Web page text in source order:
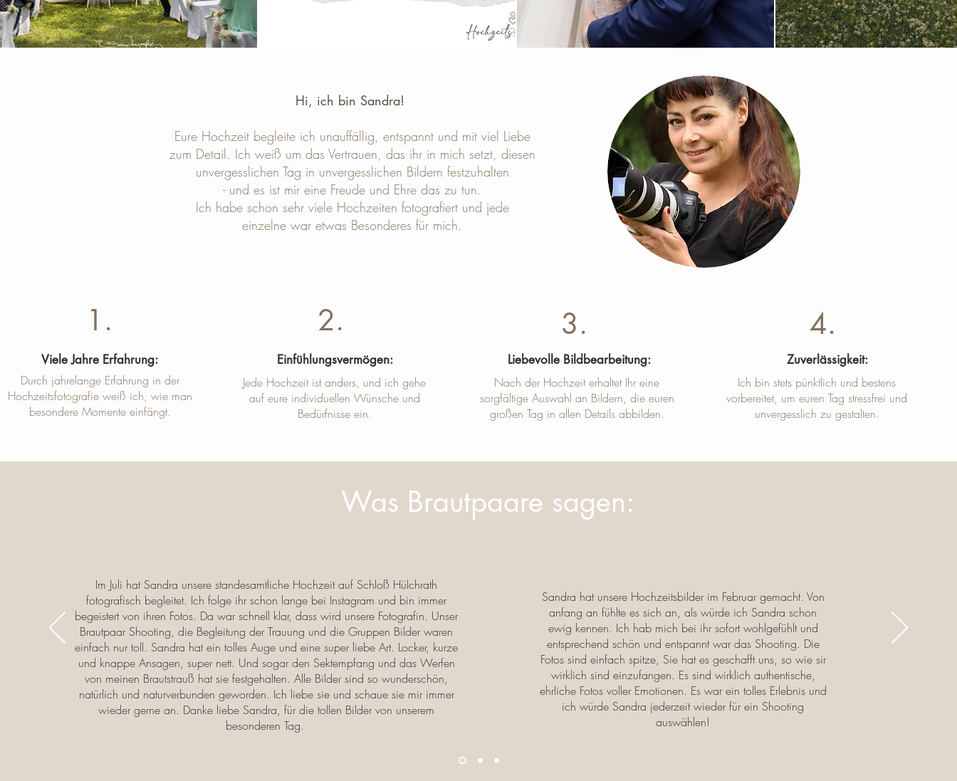
Hi, ich bin Sandra! ​
Eure Hochzeit begleite ich unauffällig, entspannt und mit viel Liebe
zum Detail. Ich weiß um das Vertrauen, das ihr in mich setzt, diesen
unvergesslichen Tag in unvergesslichen Bildern festzuhalten
- und es ist mir eine Freude und Ehre das zu tun.
Ich habe schon sehr viele Hochzeiten fotografiert und jede
einzelne war etwas Besonderes für mich.
1.
Viele Jahre Erfahrung:
Durch jahrelange Erfahrung in der
Hochzeitsfotografie weiß ich, wie man
besondere Momente einfängt.
2.
Einfühlungsvermögen:
Jede Hochzeit ist anders, und ich gehe
auf eure individuellen Wünsche und
Bedürfnisse ein.
3.
Liebevolle Bildbearbeitung:
Nach der Hochzeit erhaltet Ihr eine
sorgfältige Auswahl an Bildern, die euren
großen Tag in allen Details abbilden.
4.
Zuverlässigkeit:
Ich bin stets pünktlich und bestens
vorbereitet, um euren Tag stressfrei und
unvergesslich zu gestalten.
Was Brautpaare sagen:
Im Juli hat Sandra unsere standesamtliche Hochzeit auf Schloß Hülchrath
fotografisch begleitet. Ich folge ihr schon lange bei Instagram und bin immer
begeistert von ihren Fotos. Da war schnell klar, dass wird unsere Fotografin. Unser
Brautpaar Shooting, die Begleitung der Trauung und die Gruppen Bilder waren
einfach nur toll. Sandra hat ein tolles Auge und eine super liebe Art. Locker, kurze
und knappe Ansagen, super nett. Und sogar den Sektempfang und das Werfen
von meinen Brautstrauß hat sie festgehalten. Alle Bilder sind so wunderschön,
natürlich und naturverbunden geworden. Ich liebe sie und schaue sie mir immer
wieder gerne an. Danke liebe Sandra, für die tollen Bilder von unserem
besonderen Tag.
Sandra hat unsere Hochzeitsbilder im Februar gemacht. Von
anfang an fühlte es sich an, als würde ich Sandra schon
ewig kennen. Ich hab mich bei ihr sofort wohlgefühlt und
entsprechend schön und entspannt war das Shooting. Die
Fotos sind einfach spitze, Sie hat es geschafft uns, so wie sir
wirklich sind einzufangen. Es sind wirklich authentische,
ehrliche Fotos voller Emotionen. Es war ein tolles Erlebnis und
ich würde Sandra jederzeit wieder für ein Shooting
auswählen!